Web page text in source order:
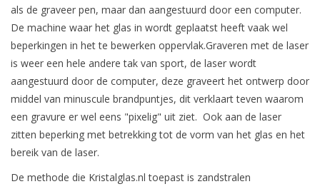
als de graveer pen, maar dan aangestuurd door een computer.
De machine waar het glas in wordt geplaatst heeft vaak wel
beperkingen in het te bewerken oppervlak.Graveren met de laser
is weer een hele andere tak van sport, de laser wordt
aangestuurd door de computer, deze graveert het ontwerp door
middel van minuscule brandpuntjes, dit verklaart teven waarom
een gravure er wel eens "pixelig" uit ziet. Ook aan de laser
zitten beperking met betrekking tot de vorm van het glas en het
bereik van de laser.
De methode die Kristalglas.nl toepast is zandstralen